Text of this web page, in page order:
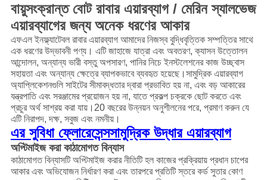
বায়ুসংক্রান্ত বোট রাবার এয়ারব্যাগ / মেরিন স্যালভেজ
এয়ারব্যাগের জন্য অনেক ধরণের আকার
এফএল ইনফ্ল্যাটেবল রাবার এয়ারব্যাগ আমাদের নিজস্ব বুদ্ধিবৃত্তিক সম্পত্তির সাথে
এক ধরণের উদ্ভাবনী পণ্য। এটি জাহাজে যাত্রা এবং অবতরণ, ক্যাসন উত্তোলন
আন্দোলন, অন্যান্য ভারী বস্তু অপসারণ, পানির নিচে ইনস্টলেশনের কাজ উচ্ছ্বাস
সহায়তা এবং অন্যান্য ক্ষেত্রে ব্যাপকভাবে ব্যবহৃত হয়েছে।সামুদ্রিক এয়ারব্যাগ
অ্যাপ্লিকেশনগুলি সাইটের সীমাবদ্ধতার দ্বারা প্রভাবিত হয় না, এবং বড় আকারের
যন্ত্রপাতি এবং সরঞ্জামের প্রয়োজন হয় না, যাতে প্রকল্প চক্রকে ছোট করতে এবং
প্রচুর অর্থ সাশ্রয় করা যায়।20 বছরের উন্নয়ন অনুশীলনের পরে, প্রমাণ করুন যে
এটি নিরাপদ, দক্ষ, সবুজ এবং নমনীয়।
এর সুবিধা ফ্লোরেসেন্সসামুদ্রিক উদ্ধার এয়ারব্যাগ
অপ্টিমাইজ করা কাঠামোগত বিন্যাস
কাঠামোগত বিন্যাসটি অপ্টিমাইজ করার নীতিটি হল কাজের প্রক্রিয়ায় প্রধান চাপের
আকার এবং অভিযোজন নির্ধারণ করা এবং তারপরে প্রতিটি স্তরে কর্ড সুতার কোণ